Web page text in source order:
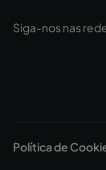
Siga-nos nas
Política de